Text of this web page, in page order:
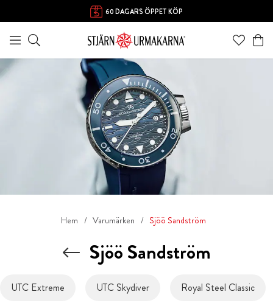
60 DAGARS ÖPPET KÖP
FRI FRAKT ÖVER 1000 KR
Hem Varumärken Sjöö Sandström
Sjöö Sandström
UTC Extreme UTC Skydiver Royal Steel Classic